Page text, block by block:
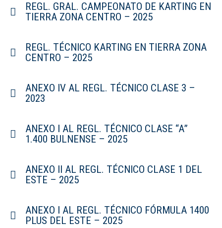
REGL. GRAL. CAMPEONATO DE KARTING EN
TIERRA ZONA CENTRO – 2025
REGL. TÉCNICO KARTING EN TIERRA ZONA
CENTRO – 2025
ANEXO IV AL REGL. TÉCNICO CLASE 3 –
2023
ANEXO I AL REGL. TÉCNICO CLASE “A”
1.400 BULNENSE – 2025
ANEXO II AL REGL. TÉCNICO CLASE 1 DEL
ESTE – 2025
ANEXO I AL REGL. TÉCNICO FÓRMULA 1400
PLUS DEL ESTE – 2025